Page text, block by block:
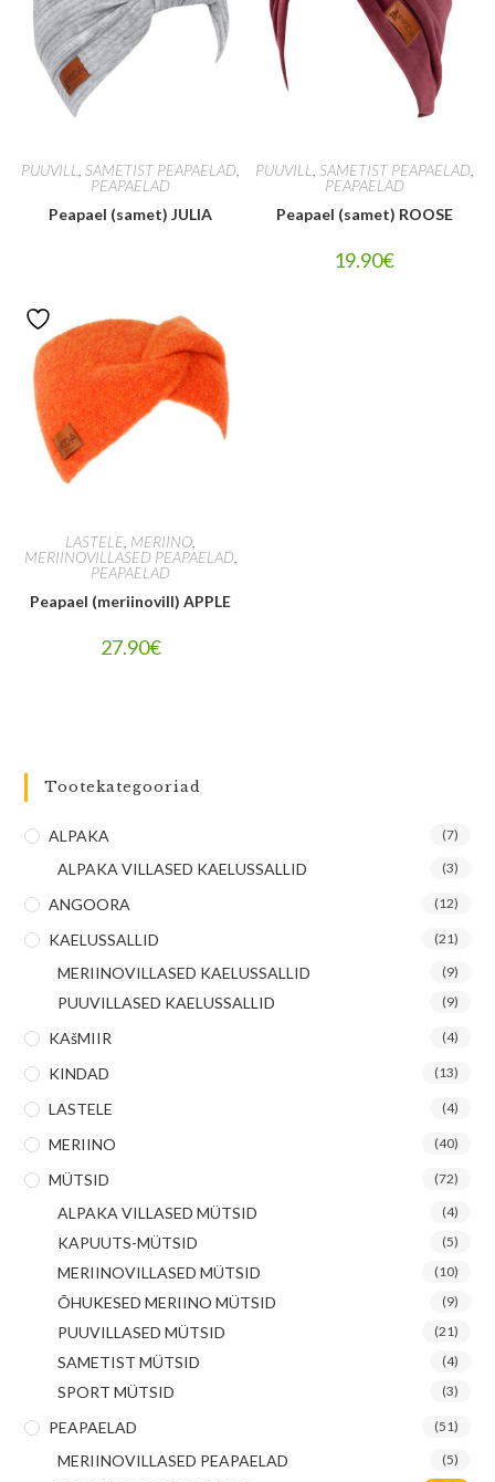
PUUVILL ,SAMETIST PEAPAELAD
PEAPAELAD
Peapael (samet) JULIA
PUUVILL SAMETIST PEAPAELAD,
PEAPAELAD
Peapael (samet) ROOSE
19.90€
LASTELE MERIINO
MERIINOVILLASED PEAPAELAD,
PEAPAELAD
Peapael (meriinovill) APPLE
27.90€
Tootekategooriad
ALPAKA (7)
ALPAKA VILLASED KAELUSSALLID (3)
ANGOORA (12)
KAELUSSALLID (21)
MERIINOVILLASED KAELUSSALLID (9)
PUUVILLASED KAELUSSALLID (9)
KAšMIIR (4)
KINDAD (13)
LASTELE (4)
MERIINO (40)
MÜTSID (72)
ALPAKA VILLASED MÜTSID (4)
KAPUUTS-MÜTSID (5)
MERIINOVILLASED MÜTSID (10)
ÕHUKESED MERIINO MÜTSID (9)
PUUVILLASED MÜTSID (21)
SAMETIST MÜTSID (4)
SPORT MÜTSID (3)
PEAPAELAD (51)
MERIINOVILLASED PEAPAELAD (5)